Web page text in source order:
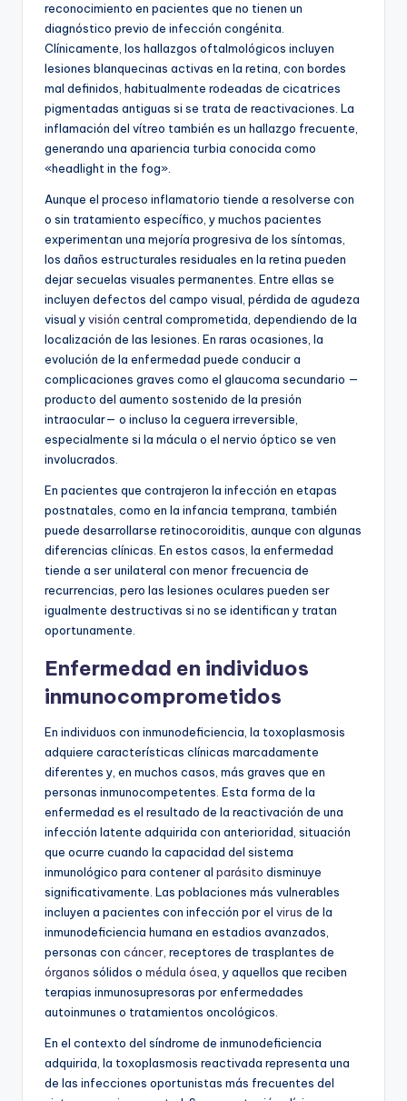
reconocimiento en pacientes que no tienen un
diagnóstico previo de infección congénita.
Clínicamente, los hallazgos oftalmológicos incluyen
lesiones blanquecinas activas en la retina, con bordes
mal definidos, habitualmente rodeadas de cicatrices
pigmentadas antiguas si se trata de reactivaciones. La
inflamación del vítreo también es un hallazgo frecuente,
generando una apariencia turbia conocida como
«headlight in the fog».
Aunque el proceso inflamatorio tiende a resolverse con
o sin tratamiento específico, y muchos pacientes
experimentan una mejoría progresiva de los síntomas,
los daños estructurales residuales en la retina pueden
dejar secuelas visuales permanentes. Entre ellas se
incluyen defectos del campo visual, pérdida de agudeza
visual yvisión central comprometida, dependiendo de la
localización de las lesiones. En raras ocasiones, la
evolución de la enfermedad puede conducir a
complicaciones graves como el glaucoma secundario —
producto del aumento sostenido de la presión
intraocular— o incluso la ceguera irreversible,
especialmente si la mácula o el nervio óptico se ven
involucrados.
En pacientes que contrajeron la infección en etapas
postnatales, como en la infancia temprana, también
puede desarrollarse retinocoroiditis, aunque con algunas
diferencias clínicas. En estos casos, la enfermedad
tiende a ser unilateral con menor frecuencia de
recurrencias, pero las lesiones oculares pueden ser
igualmente destructivas si no se identifican y tratan
oportunamente.
Enfermedad en individuos
inmunocomprometidos
En individuos con inmunodeficiencia, la toxoplasmosis
adquiere características clínicas marcadamente
diferentes y, en muchos casos, más graves que en
personas inmunocompetentes. Esta forma de la
enfermedad es el resultado de la reactivación de una
infección latente adquirida con anterioridad, situación
que ocurre cuando la capacidad del sistema
inmunológico para contener al parásito disminuye
significativamente. Las poblaciones más vulnerables
incluyen a pacientes con infección por el virus de la
inmunodeficiencia humana en estadios avanzados,
personas con cáncer, receptores de trasplantes de
órganos sólidos o médula ósea, y aquellos que reciben
terapias inmunosupresoras por enfermedades
autoinmunes o tratamientos oncológicos.
En el contexto del síndrome de inmunodeficiencia
adquirida, la toxoplasmosis reactivada representa una
de las infecciones oportunistas más frecuentes del